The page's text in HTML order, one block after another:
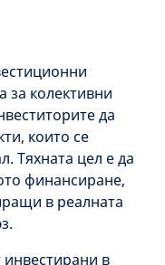
за колективни
да
които се
Тяхната цел е да
финансиране,
в реалната
в